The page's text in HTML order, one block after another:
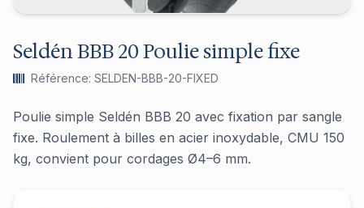
Seldén BBB 20 Poulie simple fixe
Référence: SELDEN-BBB-20-FIXED
Poulie simple Seldén BBB 20 avec fixation par sangle
fixe. Roulement à billes en acier inoxydable, CMU 150
kg, convient pour cordages Ø4–6 mm.